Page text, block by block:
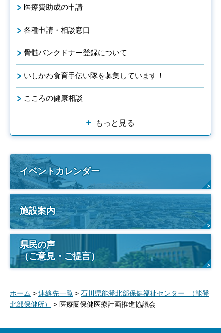
医療費助成の申請
各種申請・相談窓口
骨髄バンクドナー登録について
いしかわ食育手伝い隊を募集しています！
こころの健康相談
もっと見る
イベントカレンダー
施設案内
県民の声
（ご意見・ご提言）
ホーム > 連絡先一覧 > 石川県能登北部保健福祉センター （能登
北部保健所）
> 医療圏保健医療計画推進協議会